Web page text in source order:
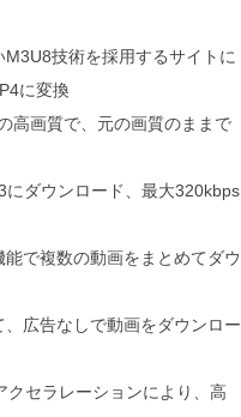
M3U8技術を採用するサイトに
に変換
高画質で、元の画質のままで
にダウンロード、最大320kbps
能で複数の動画をまとめてダウ
、広告なしで動画をダウンロー
クセラレーションにより、高